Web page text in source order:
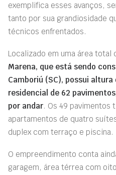
exemplifica esses avanços,
tanto por sua grandiosidade
técnicos enfrentados.
Localizado em uma área total
Marena, que está sendo
Camboriú (SC), possui
residencial de 62
por andar. Os 49 pavimentos
apartamentos de quatro
duplex com terraço e piscina.
O empreendimento conta
garagem, área térrea com